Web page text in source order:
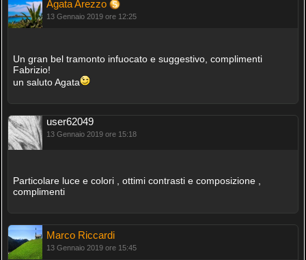
Agata Arezzo
13 Gennaio 2019 ore 12:25
Un gran bel tramonto infuocato e suggestivo, complimenti
Fabrizio!
un saluto Agata
user62049
13 Gennaio 2019 ore 15:18
Particolare luce e colori , ottimi contrasti e composizione ,
complimenti
Marco Riccardi
13 Gennaio 2019 ore 15:45